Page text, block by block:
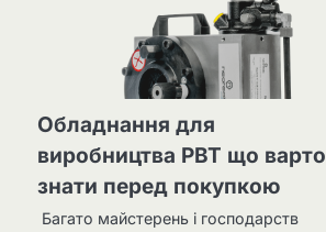
Обладнання для
виробництва РВТ що варто
знати перед покупкою
Багато майстерень і господарств